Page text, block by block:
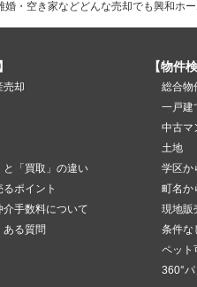
・空き家などどんな売却でも興和ホ
売却
「買取」の違い
ポイント
手数料について
ある質問
【物件
総合物
一戸建
中古マ
土地
学区か
町名か
現地販
条件な
ペット
360°